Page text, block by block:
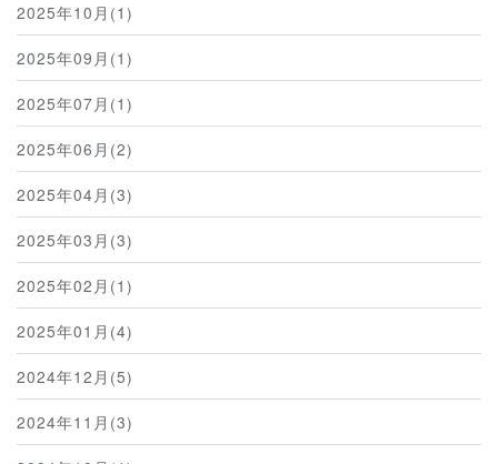
2025年10月(1)
2025年09月(1)
2025年07月(1)
2025年06月(2)
2025年04月(3)
2025年03月(3)
2025年02月(1)
2025年01月(4)
2024年12月(5)
2024年11月(3)